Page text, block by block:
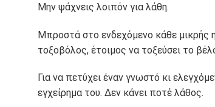
Μην ψάχνεις λοιπόν για λάθη.
Μπροστά στο ενδεχόμενο κάθε μικρής
τοξοβόλος, έτοιμος να τοξεύσει το
Για να πετύχει έναν γνωστό κι
εγχείρημα του. Δεν κάνει ποτέ λάθος.